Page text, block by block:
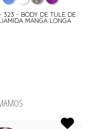
323 - BODY DE TULE DE
MANGA LONGA